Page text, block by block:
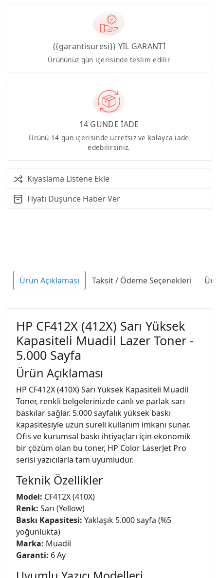
{{garantisuresi}} YIL GARANTİ
Ürününüz gün içerisinde teslim edilir
14 GÜNDE İADE
Ürünü 14 gün içerisinde ücretsiz ve kolayca iade
edebilirsiniz.
Kıyaslama Listene Ekle
Fiyatı Düşünce Haber Ver
Ürün Açıklaması Taksit / Ödeme Seçenekleri
HP CF412X (412X) Sarı Yüksek
Kapasiteli Muadil Lazer Toner -
5.000 Sayfa
Ürün Açıklaması
HP CF412X (410X) Sarı Yüksek Kapasiteli Muadil
Toner, renkli belgelerinizde canlı ve parlak sarı
baskılar sağlar. 5.000 sayfalık yüksek baskı
kapasitesiyle uzun süreli kullanım imkanı sunar.
Ofis ve kurumsal baskı ihtiyaçları için ekonomik
bir çözüm olan bu toner, HP Color LaserJet Pro
serisi yazıcılarla tam uyumludur.
Teknik Özellikler
Model: CF412X (410X)
Renk: Sarı (Yellow)
Baskı Kapasitesi: Yaklaşık 5.000 sayfa (%5
yoğunlukta)
Marka: Muadil
Garanti: 6 Ay